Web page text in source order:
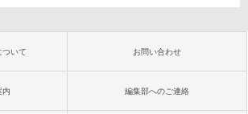
ついて お問い合わせ
内 編集部へのご連絡